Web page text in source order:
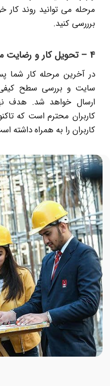
مرحله می توانید روند کار
برررسی کنید.
4 – تحویل کار و رضایت مشتری
در آخرین مرحله کار شما
سایت و بررسی سطح کیفی
ارسال خواهد شد. هدف
کاربران را به همراه داشته